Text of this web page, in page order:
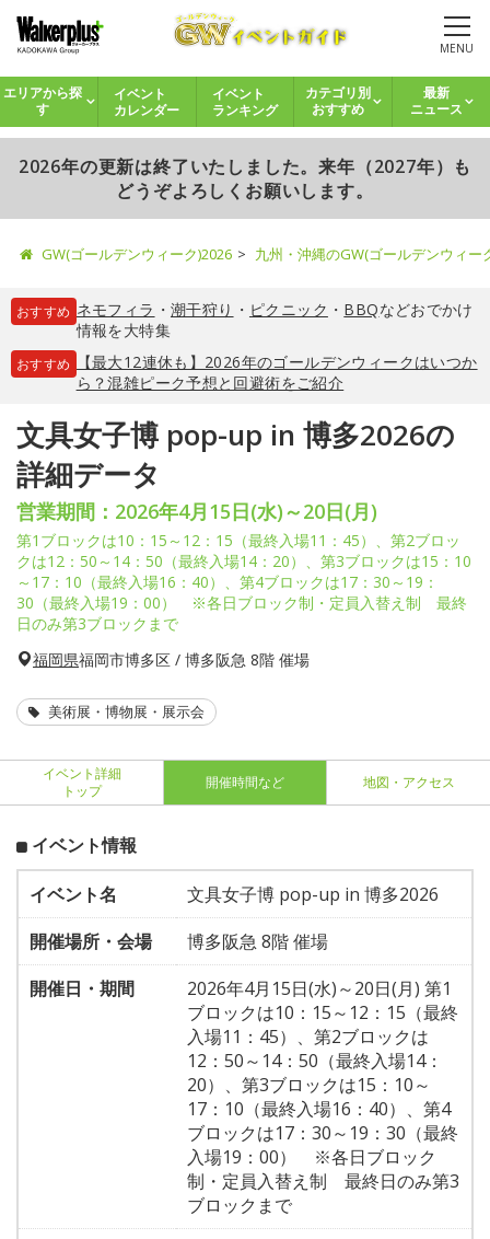
MENU
エリアから探
す
イベント
カレンダー
イベント
ランキング
カテゴリ別
おすすめ
最新
ニュース
2026年の更新は終了いたしました。来年（2027年）も
どうぞよろしくお願いします。
GW(ゴールデンウィーク)2026 九州・沖縄のGW(ゴールデンウィ
おすすめ ネモフィラ ・ 潮干狩り ・ ピクニック ・ BBQなどおでかけ
情報を大特集
おすすめ
【最大12連休も】2026年のゴールデンウィークはいつか
ら？混雑ピーク予想と回避術をご紹介
文具女子博 pop-up in 博多2026の
詳細データ
営業期間：2026年4月15日(水)～20日(月)
第1ブロックは10：15～12：15（最終入場11：45）、第2ブロッ
クは12：50～14：50（最終入場14：20）、第3ブロックは15：10
～17：10（最終入場16：40）、第4ブロックは17：30～19：
30（最終入場19：00） ※各日ブロック制・定員入替え制 最終
日のみ第3ブロックまで
福岡県福岡市博多区 / 博多阪急 8階 催場
美術展・博物展・展示会
イベント詳細
トップ
開催時間など 地図・アクセス
イベント情報
イベント名
文具女子博 pop-up in 博多2026
開催場所・会場
博多阪急 8階 催場
開催日・期間
2026年4月15日(水)～20日(月) 第1
ブロックは10：15～12：15（最終
入場11：45）、第2ブロックは
12：50～14：50（最終入場14：
20）、第3ブロックは15：10～
17：10（最終入場16：40）、第4
ブロックは17：30～19：30（最終
入場19：00） ※各日ブロック
制・定員入替え制 最終日のみ第3
ブロックまで